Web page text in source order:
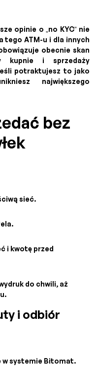
opinie o „no KYC” nie
tego ATM-u i dla innych
obecnie skan
kupnie i sprzedaży
potraktujesz to jako
największego
bez
sieć.
i kwotę przed
do chwili, aż
i odbiór
w systemie Bitomat.